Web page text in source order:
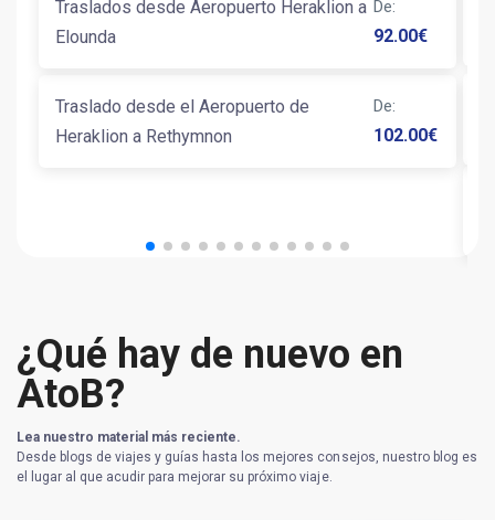
Traslados desde Aeropuerto Heraklion a
Elounda
De:
92.00€
Traslado desde el Aeropuerto de
Heraklion a Rethymnon
De:
102.00€
¿Qué hay de nuevo en
AtoB?
Lea nuestro material más reciente.
Desde blogs de viajes y guías hasta los mejores consejos, nuestro blog es
el lugar al que acudir para mejorar su próximo viaje.